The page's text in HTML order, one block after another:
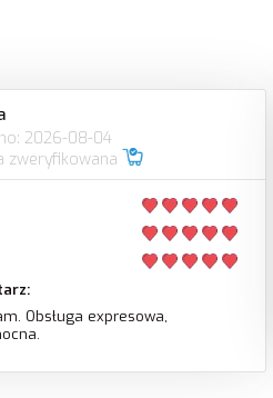
2026-08-04
zweryfikowana
Obsługa expresowa,